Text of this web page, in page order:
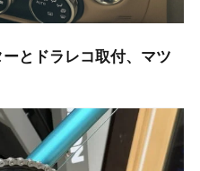
とドラレコ取付、マツ